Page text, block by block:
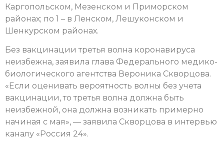
Каргопольском, Мезенском и Приморском
районах; по 1 – в Ленском, Лешуконском и
Шенкурском районах.
Без вакцинации третья волна коронавируса
неизбежна, заявила глава Федерального медико-
биологического агентства Вероника Скворцова.
«Если оценивать вероятность волны без учета
вакцинации, то третья волна должна быть
неизбежной, она должна возникать примерно
начиная с мая», — заявила Скворцова в интервью
каналу «Россия 24».